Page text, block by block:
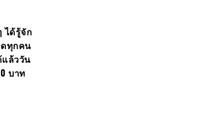
ได้รู้จัก
ดทุกคน
แล้ววัน
บาท